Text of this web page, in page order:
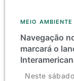
MEIO AMBIENTE
Navegação
marcará o
Neste